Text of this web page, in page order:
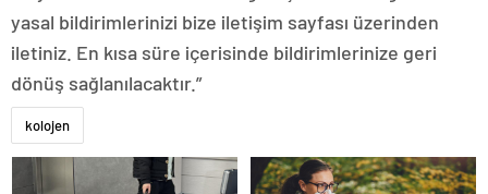
yasal bildirimlerinizi bize iletişim sayfası üzerinden
iletiniz. En kısa süre içerisinde bildirimlerinize geri
dönüş sağlanılacaktır.”
kolojen